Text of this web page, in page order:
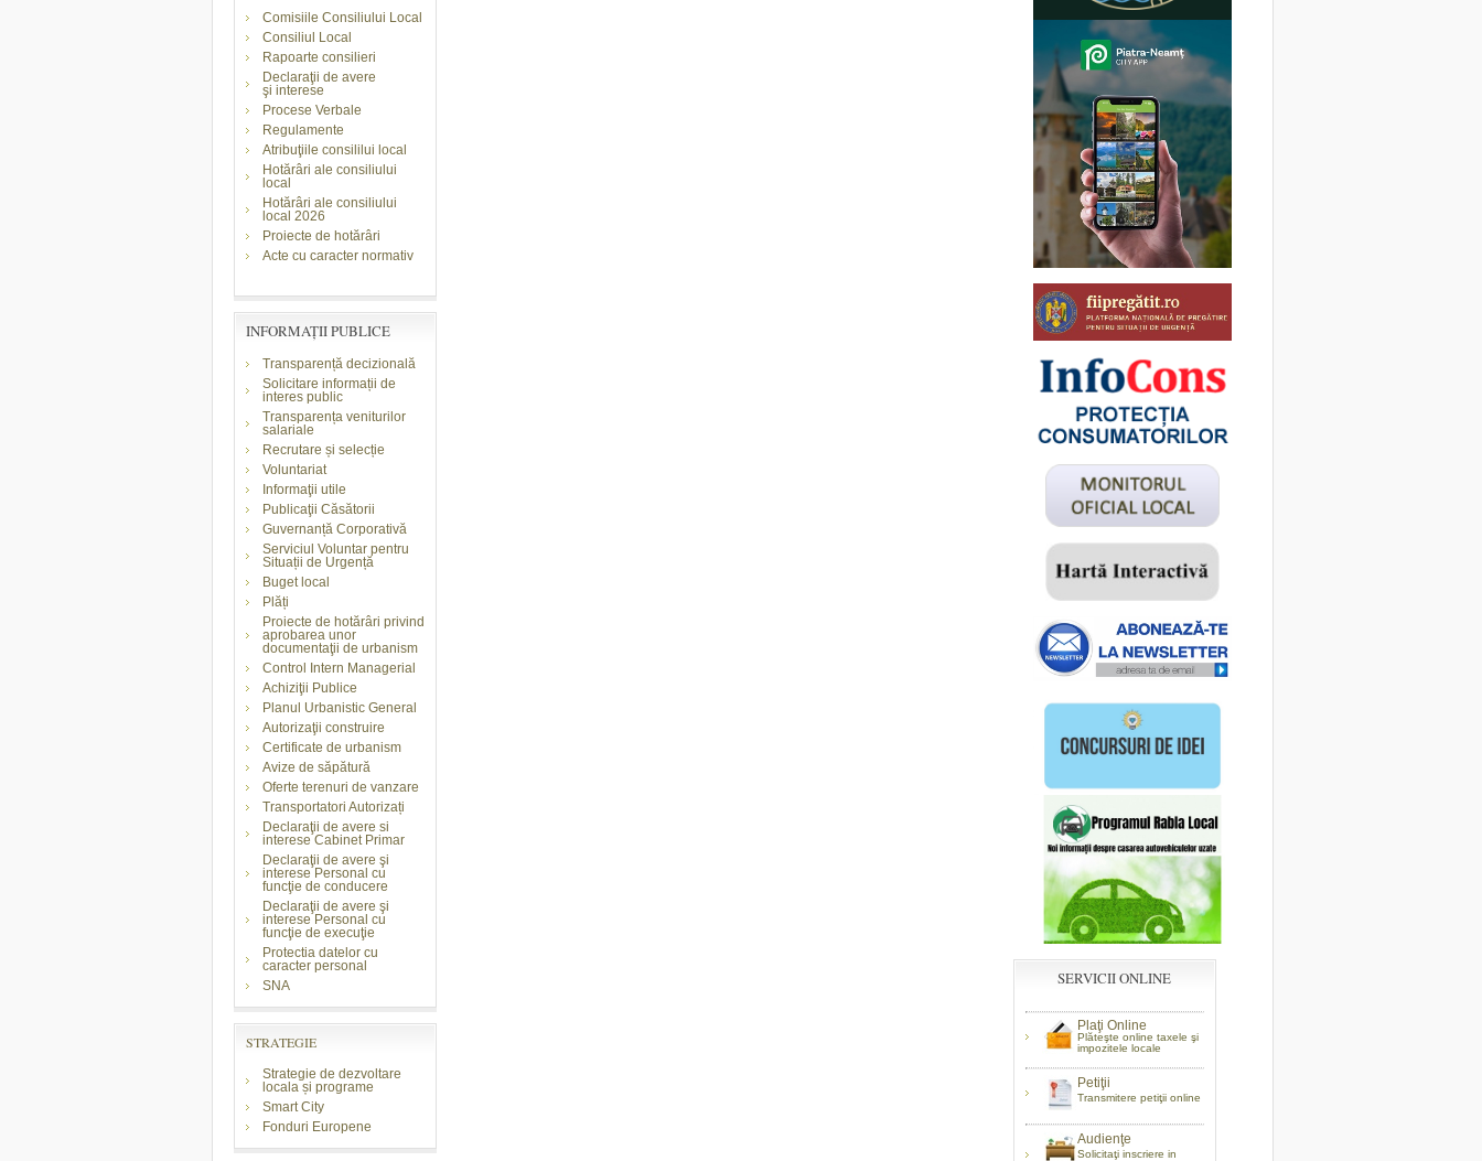
Comisiile Consiliului Local
Consiliul Local
Rapoarte consilieri
Declaraţii de avere
şi interese
Procese Verbale
Regulamente
Atribuţiile consililui local
Hotărâri ale consiliului
local
Hotărâri ale consiliului
local 2026
Proiecte de hotărâri
Acte cu caracter normativ
INFORMAŢII PUBLICE
Transparență decizională
Solicitare informații de
interes public
Transparența veniturilor
salariale
Recrutare și selecție
Voluntariat
Informaţii utile
Publicaţii Căsătorii
Guvernanță Corporativă
Serviciul Voluntar pentru
Situații de Urgență
Buget local
Plăți
Proiecte de hotărâri privind
aprobarea unor
documentaţii de urbanism
Control Intern Managerial
Achiziţii Publice
Planul Urbanistic General
Autorizaţii construire
Certificate de urbanism
Avize de săpătură
Oferte terenuri de vanzare
Transportatori Autorizați
Declaraţii de avere si
interese Cabinet Primar
Declaraţii de avere şi
interese Personal cu
funcţie de conducere
Declaraţii de avere şi
interese Personal cu
funcţie de execuţie
Protectia datelor cu
caracter personal
SNA
STRATEGIE
Strategie de dezvoltare
locala și programe
Smart City
Fonduri Europene
SERVICII ONLINE
Plaţi Online
Plăteşte online taxele şi
impozitele locale
Petiţii
Transmitere petiţii online
Audienţe
Solicitaţi inscriere in